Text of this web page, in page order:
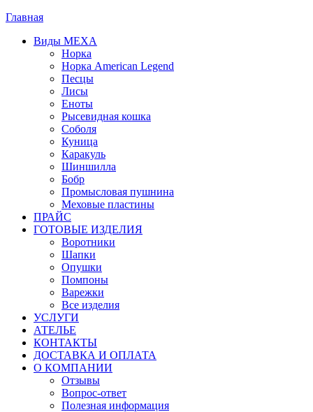
Главная
Виды МЕХА
Норка
Норка American Legend
Песцы
Лисы
Еноты
Рысевидная кошка
Соболя
Куница
Каракуль
Шиншилла
Бобр
Промысловая пушнина
Меховые пластины
ПРАЙС
ГОТОВЫЕ ИЗДЕЛИЯ
Воротники
Шапки
Опушки
Помпоны
Варежки
Все изделия
УСЛУГИ
АТЕЛЬЕ
КОНТАКТЫ
ДОСТАВКА И ОПЛАТА
О КОМПАНИИ
Отзывы
Вопрос-ответ
Полезная информация